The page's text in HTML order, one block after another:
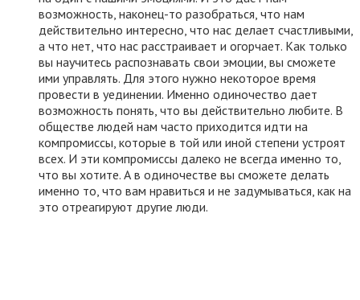
возможность, наконец-то разобраться, что нам
действительно интересно, что нас делает счастливыми,
а что нет, что нас расстраивает и огорчает. Как только
вы научитесь распознавать свои эмоции, вы сможете
ими управлять. Для этого нужно некоторое время
провести в уединении. Именно одиночество дает
возможность понять, что вы действительно любите. В
обществе людей нам часто приходится идти на
компромиссы, которые в той или иной степени устроят
всех. И эти компромиссы далеко не всегда именно то,
что вы хотите. А в одиночестве вы сможете делать
именно то, что вам нравиться и не задумываться, как на
это отреагируют другие люди.